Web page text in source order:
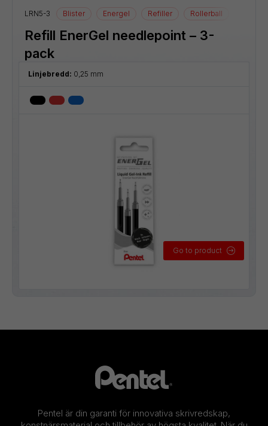
LRN5-3 Blister Energel Refiller Rollerball
Refill EnerGel needlepoint – 3-
pack
Linjebredd: 0,25 mm
Go to product
Pentel är din garanti för innovativa skrivredskap,